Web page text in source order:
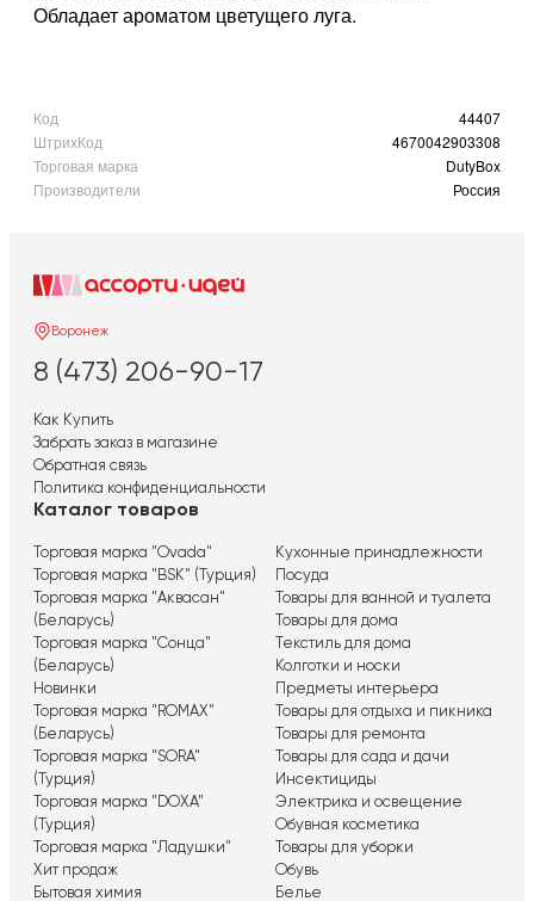
Обладает ароматом цветущего луга.
Код
44407
ШтрихКод
4670042903308
Торговая марка
DutyBox
Производители
Россия
Воронеж
8 (473) 206-90-17
Как Купить
Забрать заказ в магазине
Обратная связь
Политика конфиденциальности
Каталог товаров
Торговая марка "Ovada"
Торговая марка "BSK" (Турция)
Торговая марка "Аквасан"
(Беларусь)
Торговая марка "Сонца"
(Беларусь)
Новинки
Торговая марка "ROMAX"
(Беларусь)
Торговая марка "SORA"
(Турция)
Торговая марка "DOXA"
(Турция)
Торговая марка "Ладушки"
Хит продаж
Бытовая химия
Кухонные принадлежности
Посуда
Товары для ванной и туалета
Товары для дома
Текстиль для дома
Колготки и носки
Предметы интерьера
Товары для отдыха и пикника
Товары для ремонта
Товары для сада и дачи
Инсектициды
Электрика и освещение
Обувная косметика
Товары для уборки
Обувь
Белье